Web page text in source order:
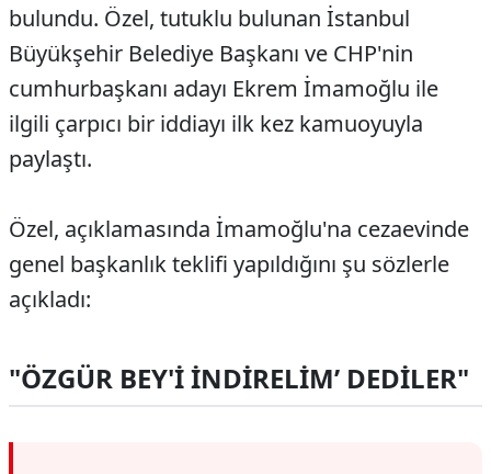
bulundu. Özel, tutuklu bulunan İstanbul
Büyükşehir Belediye Başkanı ve CHP'nin
cumhurbaşkanı adayı Ekrem İmamoğlu ile
ilgili çarpıcı bir iddiayı ilk kez kamuoyuyla
paylaştı.
Özel, açıklamasında İmamoğlu'na cezaevinde
genel başkanlık teklifi yapıldığını şu sözlerle
açıkladı:
"ÖZGÜR BEY'İ İNDİRELİM’ DEDİLER"